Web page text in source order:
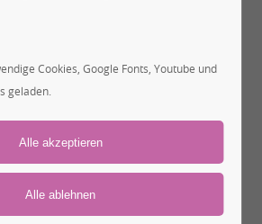
Cookies, Google Fonts, Youtube und
geladen.